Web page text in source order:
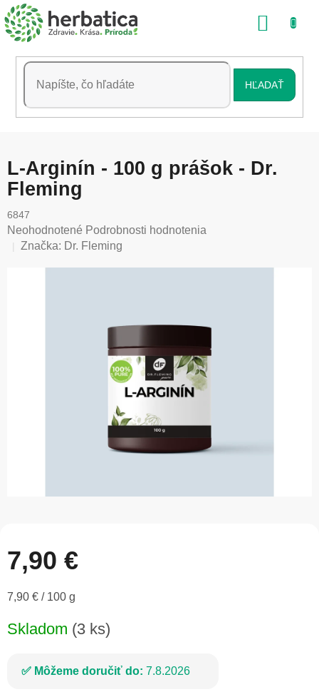
Prejsť
na
obsah
HĽADAŤ
L-Arginín - 100 g prášok - Dr.
Fleming
6847
Priemerné
hodnotenie
Neohodnotené Podrobnosti hodnotenia
Značka: Dr. Fleming
7,90 €
Jednotková
7,90 € / 100 g
Skladom (3 ks)
Môžeme doručiť do: 7.8.2026